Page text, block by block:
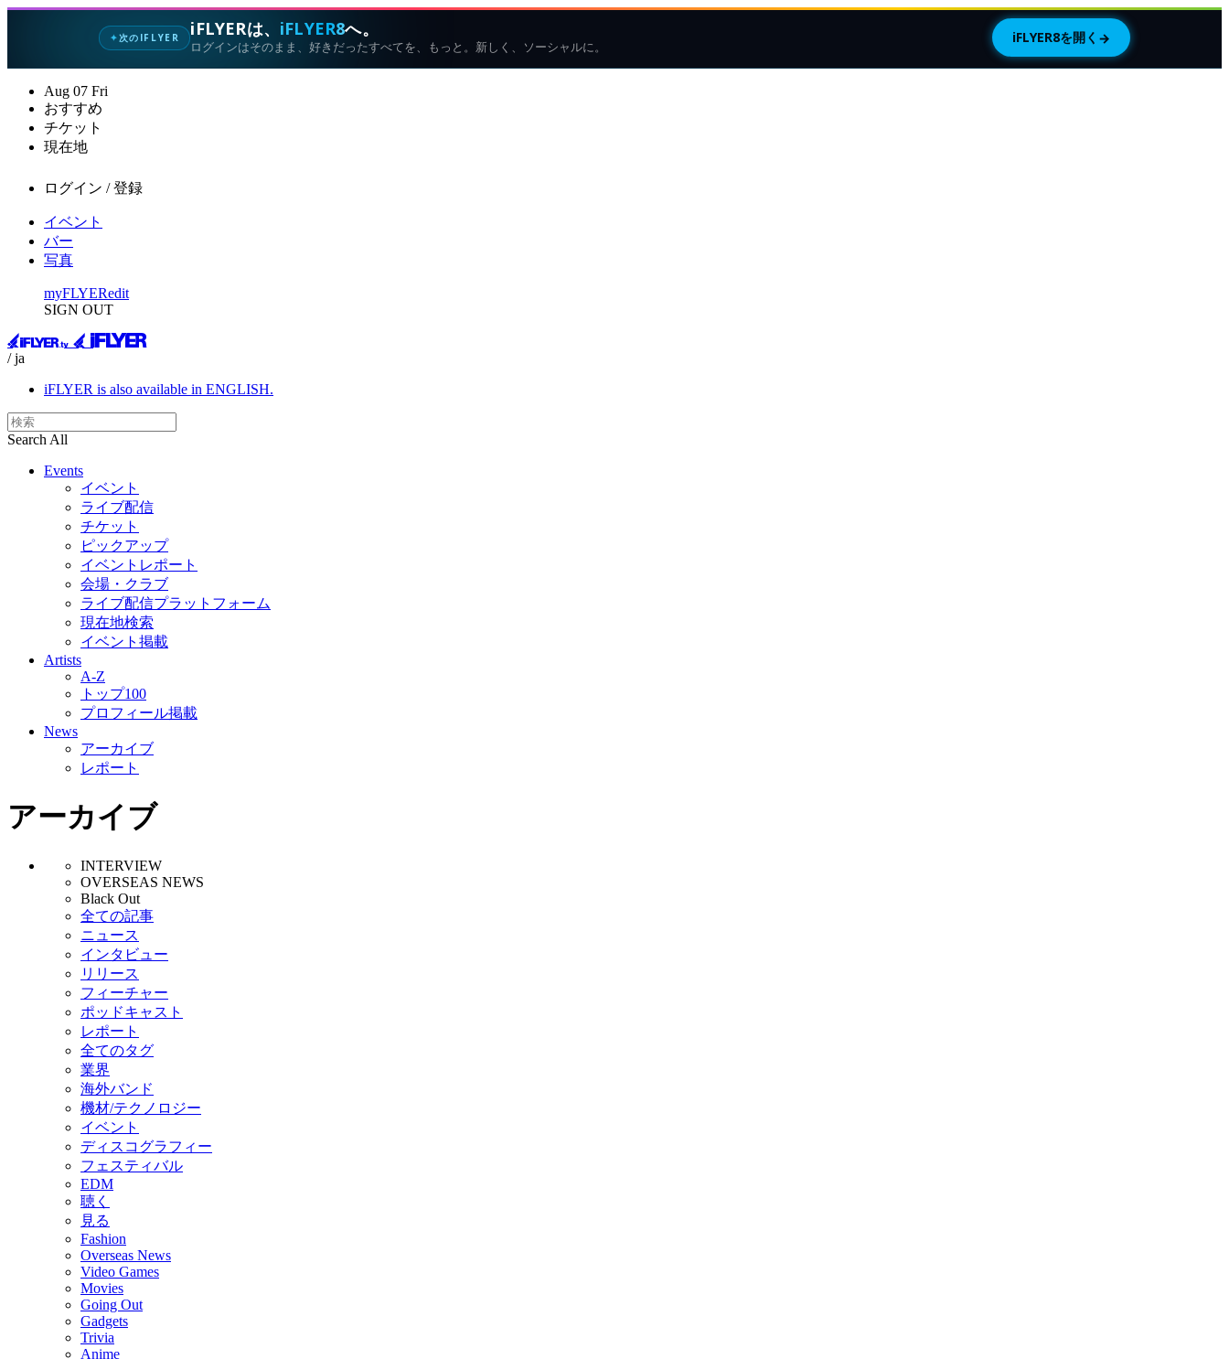
✦次のIFLYER iFLYERは、 iFLYER8へ。
ログインはそのまま、好きだったすべてを、もっと。新しく、ソーシャルに。
iFLYER8を開く →
Aug 07 Fri
おすすめ
チケット
現在地
ログイン / 登録
イベント
バー
写真
myFLYERedit
SIGN OUT
/ ja
iFLYER is also available in ENGLISH.
Search All
Events
イベント
ライブ配信
チケット
ピックアップ
イベントレポート
会場・クラブ
ライブ配信プラットフォーム
現在地検索
イベント掲載
Artists
A-Z
トップ100
プロフィール掲載
News
アーカイブ
レポート
アーカイブ
INTERVIEW
OVERSEAS NEWS
Black Out
全ての記事
ニュース
インタビュー
リリース
フィーチャー
ポッドキャスト
レポート
全てのタグ
業界
海外バンド
機材/テクノロジー
イベント
ディスコグラフィー
フェスティバル
EDM
聴く
見る
Fashion
Overseas News
Video Games
Movies
Going Out
Gadgets
Trivia
Anime